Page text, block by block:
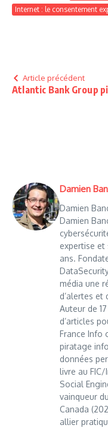
Internet : le consentement
Article précédent
Atlantic Bank Group
Damien
Damien
Damien
expertise et
ans.
média une
d’alertes et
Auteur de
d’articles
France Info
piratage
données
livre au FIC/
Social
vainqueur
Canada
allier